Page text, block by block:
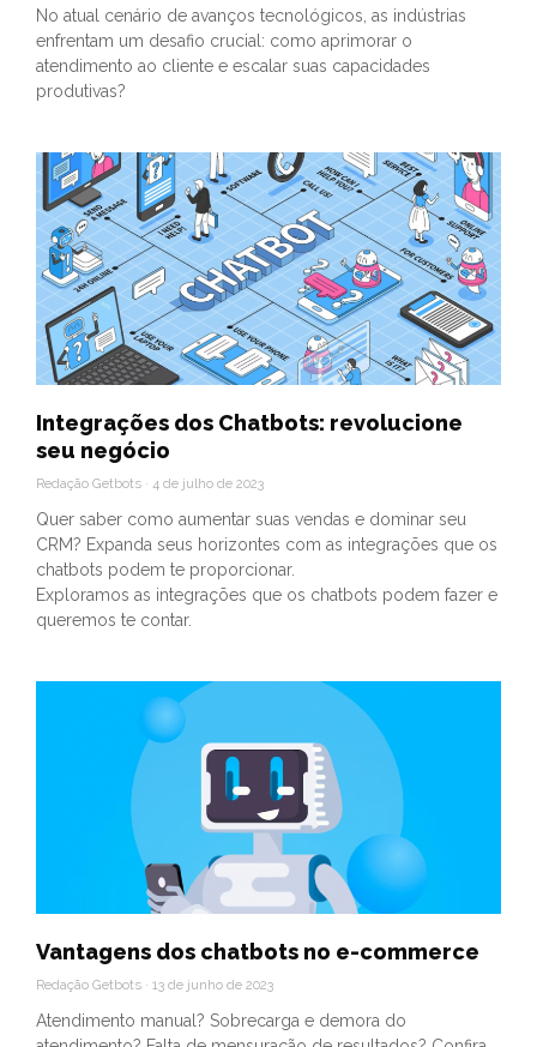
No atual cenário de avanços tecnológicos, as indústrias
enfrentam um desafio crucial: como aprimorar o
atendimento ao cliente e escalar suas capacidades
produtivas?
Integrações dos Chatbots: revolucione
seu negócio
Redação Getbots 4 de julho de 2023
Quer saber como aumentar suas vendas e dominar seu
CRM? Expanda seus horizontes com as integrações que os
chatbots podem te proporcionar.
Exploramos as integrações que os chatbots podem fazer e
queremos te contar.
Vantagens dos chatbots no e-commerce
Redação Getbots 13 de junho de 2023
Atendimento manual? Sobrecarga e demora do